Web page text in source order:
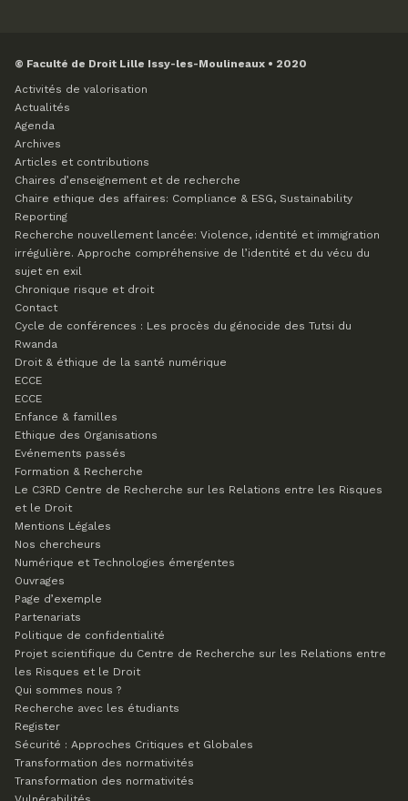
© Faculté de Droit Lille Issy-les-Moulineaux • 2020
Activités de valorisation
Actualités
Agenda
Archives
Articles et contributions
Chaires d’enseignement et de recherche
Chaire ethique des affaires: Compliance & ESG, Sustainability
Reporting
Recherche nouvellement lancée: Violence, identité et immigration
irrégulière. Approche compréhensive de l’identité et du vécu du
sujet en exil
Chronique risque et droit
Contact
Cycle de conférences : Les procès du génocide des Tutsi du
Rwanda
Droit & éthique de la santé numérique
ECCE
ECCE
Enfance & familles
Ethique des Organisations
Evénements passés
Formation & Recherche
Le C3RD Centre de Recherche sur les Relations entre les Risques
et le Droit
Mentions Légales
Nos chercheurs
Numérique et Technologies émergentes
Ouvrages
Page d’exemple
Partenariats
Politique de confidentialité
Projet scientifique du Centre de Recherche sur les Relations entre
les Risques et le Droit
Qui sommes nous ?
Recherche avec les étudiants
Register
Sécurité : Approches Critiques et Globales
Transformation des normativités
Transformation des normativités